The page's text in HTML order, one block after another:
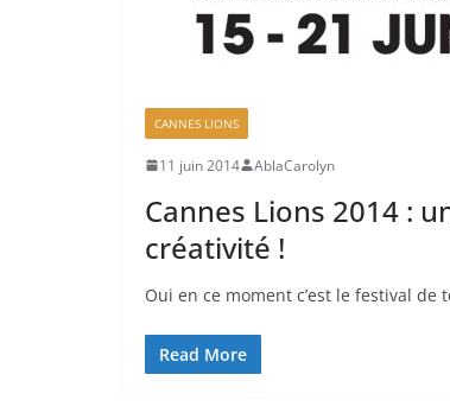
CANNES LIONS
11 juin 2014 AblaCarolyn
Cannes Lions 2014 :
créativité !
Oui en ce moment c’est le festival
Read More